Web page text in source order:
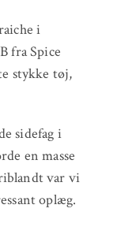
i
fra Spice
stykke tøj,
sidefag i
en masse
var vi
oplæg.